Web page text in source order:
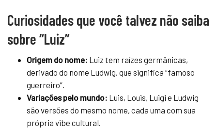
Curiosidades que você talvez não saiba
sobre “Luiz”
Origem do nome: Luiz tem raízes germânicas,
derivado do nome Ludwig, que significa “famoso
guerreiro”.
Variações pelo mundo: Luis, Louis, Luigi e Ludwig
são versões do mesmo nome, cada uma com sua
própria vibe cultural.